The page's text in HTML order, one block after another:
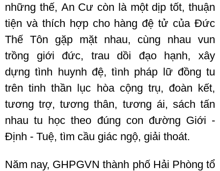
những thế, An Cư còn là một dịp tốt, thuận
tiện và thích hợp cho hàng đệ tử của Đức
Thế Tôn gặp mặt nhau, cùng nhau vun
trồng giới đức, trau dồi đạo hạnh, xây
dựng tình huynh đệ, tình pháp lữ đồng tu
trên tinh thần lục hòa cộng trụ, đoàn kết,
tương trợ, tương thân, tương ái, sách tấn
nhau tu học theo đúng con đường Giới -
Định - Tuệ, tìm cầu giác ngộ, giải thoát.
Năm nay, GHPGVN thành phố Hải Phòng tổ